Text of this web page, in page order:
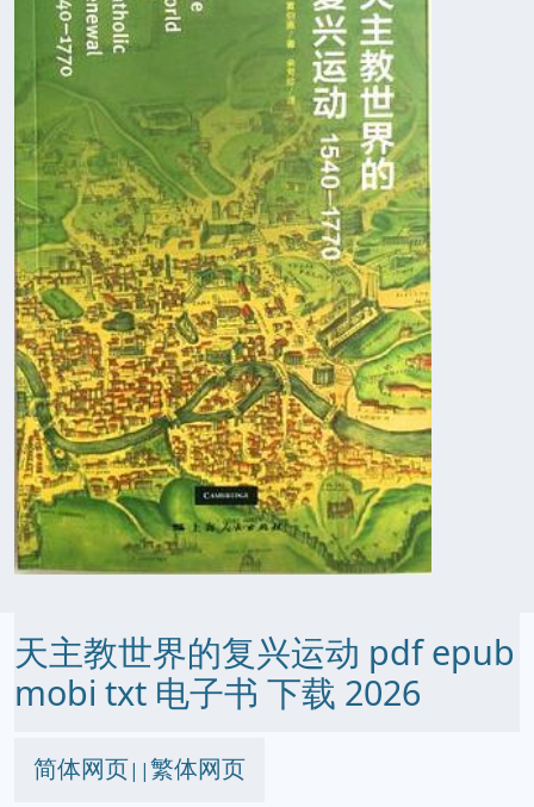
天主教世界的复兴运动 pdf epub
mobi txt 电子书 下载 2026
简体网页||繁体网页